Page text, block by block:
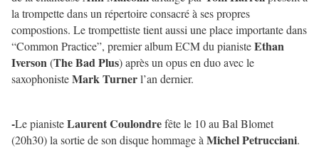
la trompette dans un répertoire consacré à ses propres
compostions. Le trompettiste tient aussi une place importante dans
“Common Practice”, premier album ECM du pianisteEthan
Iverson(The Bad Plus) après un opus en duo avec le
saxophonisteMark Turnerl’an dernier.
-Le pianisteLaurent Coulondrefête le 10 au Bal Blomet
(20h30) la sortie de son disque hommage à Michel Petrucciani.